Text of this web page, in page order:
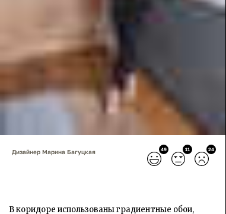
49 11 24
Дизайнер Марина Багуцкая
В коридоре использованы градиентные обои,